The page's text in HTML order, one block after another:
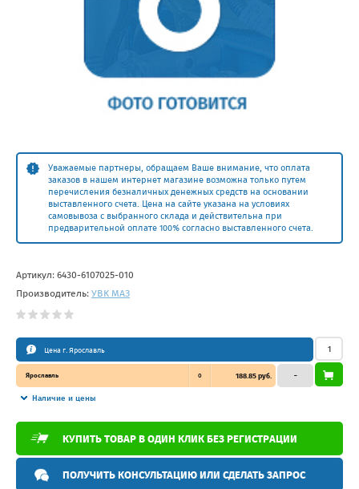
Уважаемые партнеры, обращаем Ваше внимание, что оплата
заказов в нашем интернет магазине возможна только путем
перечисления безналичных денежных средств на основании
выставленного счета. Цена на сайте указана на условиях
самовывоза с выбранного склада и действительна при
предварительной оплате 100% согласно выставленного счета.
Артикул: 6430-6107025-010
Производитель: УВК МАЗ
Цена г. Ярославль
Ярославль 0 188.85 руб.
Наличие и цены
–
КУПИТЬ ТОВАР В ОДИН КЛИК БЕЗ РЕГИСТРАЦИИ
ПОЛУЧИТЬ КОНСУЛЬТАЦИЮ ИЛИ СДЕЛАТЬ ЗАПРОС